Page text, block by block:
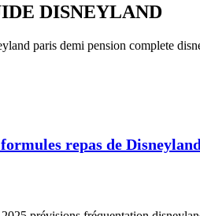
DISNEYLAND
repas de